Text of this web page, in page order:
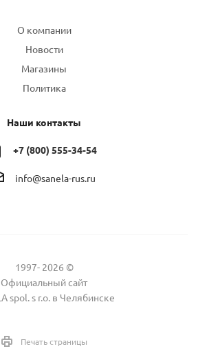
О компании
Новости
Магазины
Политика
Наши контакты
+7 (800) 555-34-54
info@sanela-rus.ru
1997- 2026 ©
Официальный сайт
spol. s r.o. в Челябинске
Печать страницы